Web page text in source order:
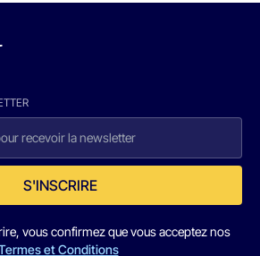
S'INSCRIRE
vous confirmez que vous acceptez nos
et Conditions